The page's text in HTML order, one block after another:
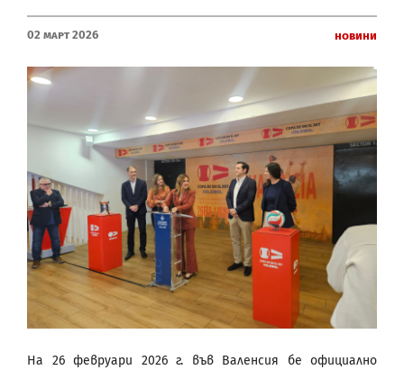
02 Март 2026 Новини
На 26 февруари 2026 г. във Валенсия бе официално